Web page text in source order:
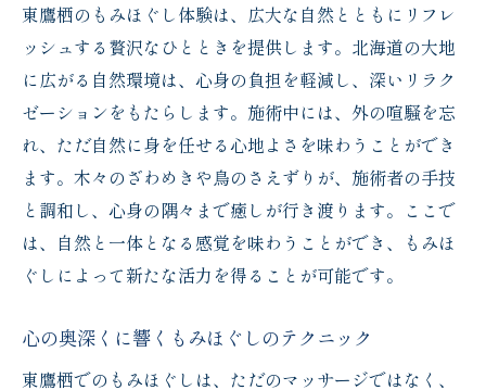
森の静けさと共に味わう心の開放
筋肉の緊張を和らげる自然の力
旭川市で体験する特別なリラクゼーション
心身をリフレッシュする自然のエネルギー
日常を忘れさせる極上のリラクゼーション
肩こり解消だけじゃない！心も満たすもみほぐ
しの力
精神的な疲れも和らげるもみほぐしの魅力
全身ケアで得られる心身の調和
東鷹栖のもみほぐし体験は、広大な自然とともにリフレ
ッシュする贅沢なひとときを提供します。北海道の大地
に広がる自然環境は、心身の負担を軽減し、深いリラク
ゼーションをもたらします。施術中には、外の喧騒を忘
れ、ただ自然に身を任せる心地よさを味わうことができ
ます。木々のざわめきや鳥のさえずりが、施術者の手技
と調和し、心身の隅々まで癒しが行き渡ります。ここで
は、自然と一体となる感覚を味わうことができ、もみほ
ぐしによって新たな活力を得ることが可能です。
心の奥深くに響くもみほぐしのテクニック
東鷹栖でのもみほぐしは、ただのマッサージではなく、